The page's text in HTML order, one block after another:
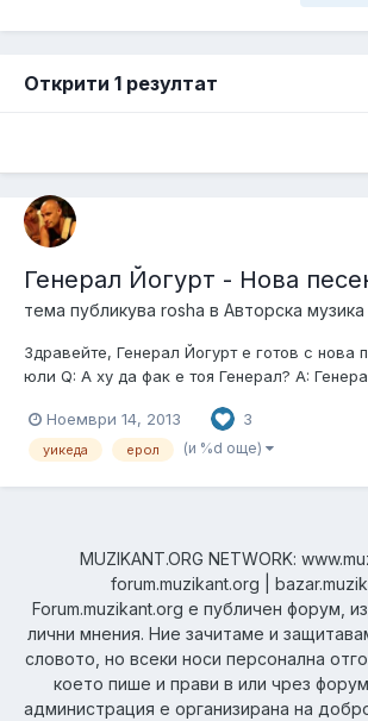
Открити 1 резултат
Генерал Йогурт - Нова
тема публикува rosha в Авторска музика
Здравейте, Генерал Йогурт е готов с нова
юли Q: А ху да фак е тоя Генерал? A:
бяха...., а Уикеда
Ноември 14, 2013 3
уикеда ерол (и %d още)
MUZIKANT.ORG NETWORK:
forum.muzikant.org |
Forum.muzikant.org е публичен форум,
лични мнения. Ние зачитаме и
словото, но всеки носи персонална
което пише и прави в или чрез
администрация е организирана на